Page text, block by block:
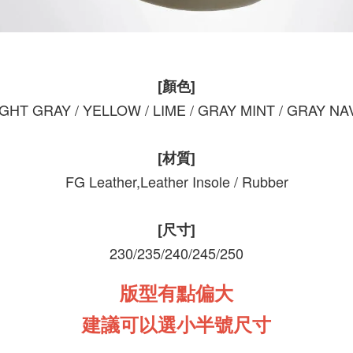
[顏色]
GRAY / YELLOW / LIME / GRAY MINT / GRAY
[材質]
FG Leather,Leather Insole / Rubber
[尺寸]
230/235/240/245/250
版型有點偏大
建議可以選小半號尺寸